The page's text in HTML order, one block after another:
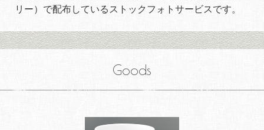
リー）で配布しているストックフォトサービスです。
Goods